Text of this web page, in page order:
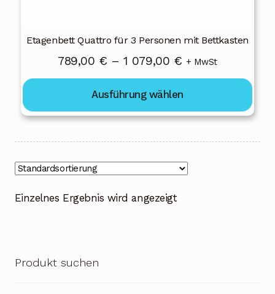
Etagenbett Quattro für 3 Personen mit Bettkasten
789,00 € – 1 079,00 €Preisspanne:
789,00 €
bis
1
+ MwSt
Ausführung wählen
Einzelnes Ergebnis wird angezeigt
Produkt suchen